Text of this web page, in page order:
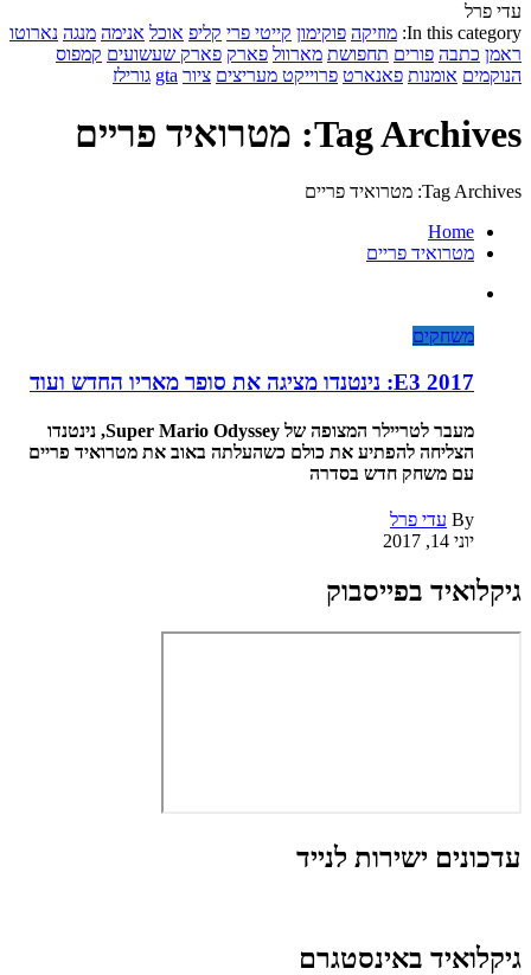
עדי פרל
In this category: מוזיקה פוקימון קייטי פרי קליפ אוכל אנימה מנגה נארוטו
ראמן כתבה פורים תחפושת מארוול פארק פארק שעשועים קמפוס
הנוקמים אומנות פאנארט פרוייקט מעריצים ציור gta גורילז
Tag Archives: מטרואיד פריים
Tag Archives: מטרואיד פריים
Home
מטרואיד פריים
משחקים
E3 2017: נינטנדו מציגה את סופר מאריו החדש ועוד
מעבר לטריילר המצופה של Super Mario Odyssey, נינטנדו
הצליחה להפתיע את כולם כשהעלתה באוב את מטרואיד פריים
עם משחק חדש בסדרה
By עדי פרל
יוני 14, 2017
גיקלואיד בפייסבוק
עדכונים ישירות לנייד
גיקלואיד באינסטגרם